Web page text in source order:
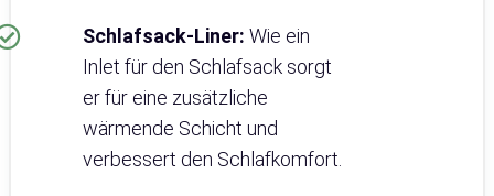
Schlafsack-Liner: Wie ein
Inlet für den Schlafsack sorgt
er für eine zusätzliche
wärmende Schicht und
verbessert den Schlafkomfort.